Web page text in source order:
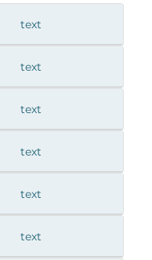
text
text
text
text
text
text